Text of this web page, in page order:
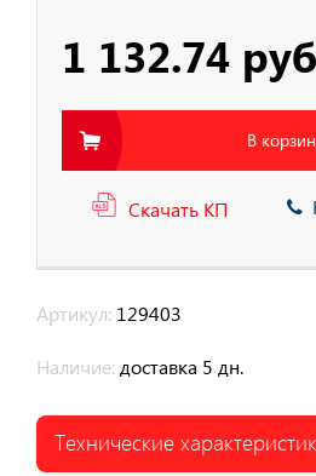
защиты от
1 132.74
В
Скачать КП
Артикул: 129403
Наличие: доставка 5 дн.
Технические